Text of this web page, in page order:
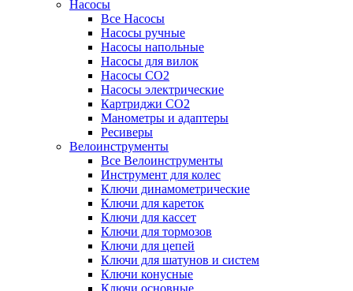
Насосы
Все Насосы
Насосы ручные
Насосы напольные
Насосы для вилок
Насосы CO2
Насосы электрические
Картриджи CO2
Манометры и адаптеры
Ресиверы
Велоинструменты
Все Велоинструменты
Инструмент для колес
Ключи динамометрические
Ключи для кареток
Ключи для кассет
Ключи для тормозов
Ключи для цепей
Ключи для шатунов и систем
Ключи конусные
Ключи основные